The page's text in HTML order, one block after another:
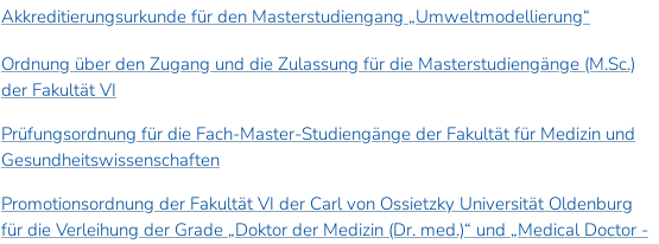
Akkreditierungsurkunde für den Masterstudiengang „Umweltmodellierung“
Ordnung über den Zugang und die Zulassung für die Masterstudiengänge (M.Sc.)
der Fakultät VI
Prüfungsordnung für die Fach-Master-Studiengänge der Fakultät für Medizin und
Gesundheitswissenschaften
Promotionsordnung der Fakultät VI der Carl von Ossietzky Universität Oldenburg
für die Verleihung der Grade „Doktor der Medizin (Dr. med.)“ und „Medical Doctor -